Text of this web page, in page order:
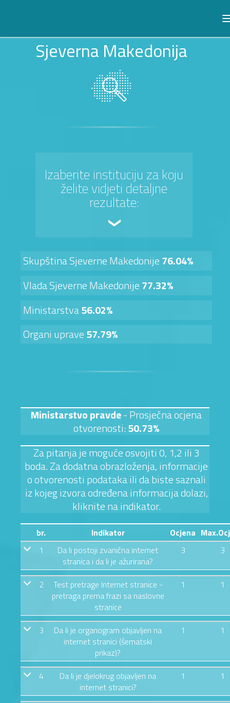
Sjeverna Makedonija
Izaberite instituciju za koju
želite vidjeti detaljne
rezultate:
Skupština Sjeverne Makedonije76.04%
Vlada Sjeverne Makedonije77.32%
Ministarstva56.02%
Organi uprave57.79%
Ministarstvo pravde- Prosječna ocjena
otvorenosti:50.73%
Za pitanja je moguće osvojiti 0, 1,2 ili 3
boda. Za dodatna obrazloženja, informacije
o otvorenosti podataka ili da biste saznali
iz kojeg izvora određena informacija dolazi,
kliknite na indikator.
br. Indikator Ocjena
1
Da li postoji zvanična internet
stranica i da li je ažurirana?
3 3
2
Test pretrage Internet stranice -
pretraga prema frazi sa naslovne
stranice
1 1
3
Da li je organogram objavljen na
internet stranici (šematski
prikaz)?
1 1
4
Da li je djelokrug objavljen na
internet stranici?
1 1